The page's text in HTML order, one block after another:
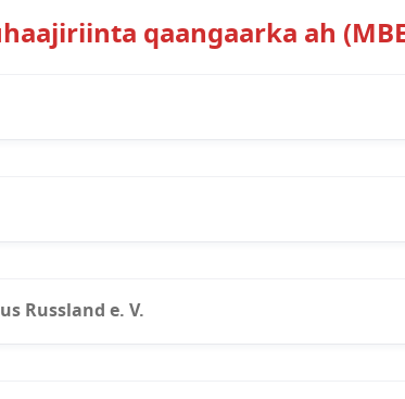
qaangaarka ah
gaaban
Russland e. V.